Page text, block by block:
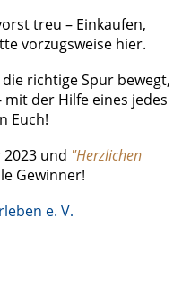
treu – Einkaufen,
vorzugsweise hier.
richtige Spur bewegt,
der Hilfe eines jedes
Euch!
und "Herzlichen
Gewinner!
e. V.